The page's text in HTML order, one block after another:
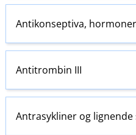
Antikonseptiva,
Antitrombin III
Antrasykliner og